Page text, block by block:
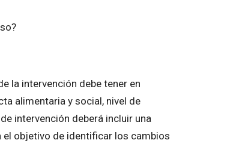
la intervención debe tener en
alimentaria y social, nivel de
intervención deberá incluir una
objetivo de identificar los cambios